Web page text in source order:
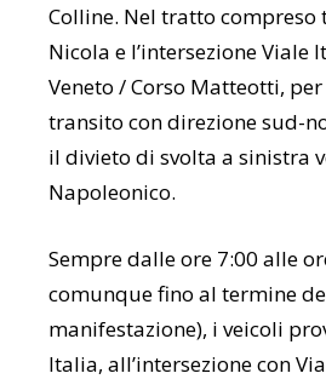
Colline. Nel tratto compreso
Nicola e l’intersezione Viale
Veneto / Corso Matteotti,
transito con direzione sud-
il divieto di svolta a sinistra
Napoleonico.
Sempre dalle ore 7:00 alle
comunque fino al termine
manifestazione), i veicoli
Italia, all’intersezione con